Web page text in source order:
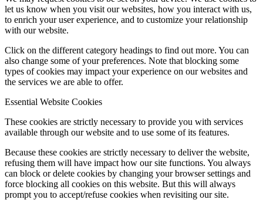
let us know when you visit our websites, how you interact with us,
to enrich your user experience, and to customize your relationship
with our website.
Click on the different category headings to find out more. You can
also change some of your preferences. Note that blocking some
types of cookies may impact your experience on our websites and
the services we are able to offer.
Essential Website Cookies
These cookies are strictly necessary to provide you with services
available through our website and to use some of its features.
Because these cookies are strictly necessary to deliver the website,
refusing them will have impact how our site functions. You always
can block or delete cookies by changing your browser settings and
force blocking all cookies on this website. But this will always
prompt you to accept/refuse cookies when revisiting our site.